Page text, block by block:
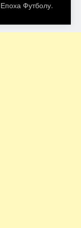
Епоха Футболу.